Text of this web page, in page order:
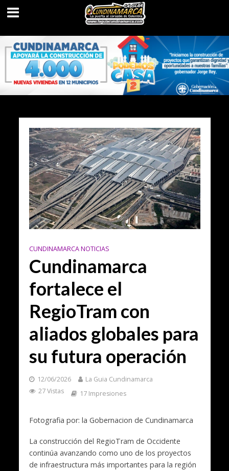
CUNDINAMARCA NOTICIAS
Cundinamarca
fortalece el
RegioTram con
aliados globales para
su futura operación
12/06/2026
La Guia Cundinamarca
27 Vistas
17 Impresiones
Fotografia por: la Gobernacion de Cundinamarca
La construcción del RegioTram de Occidente
continúa avanzando como uno de los proyectos
de infraestructura más importantes para la región